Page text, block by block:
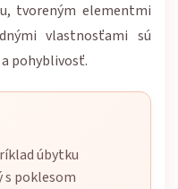
tvoreným elementmi
vlastnosťami sú
pohyblivosť.
úbytku
s poklesom